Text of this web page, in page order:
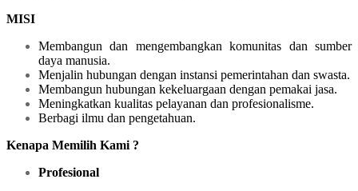
MISI
Membangun dan mengembangkan komunitas dan sumber
daya manusia.
Menjalin hubungan dengan instansi pemerintahan dan swasta.
Membangun hubungan kekeluargaan dengan pemakai jasa.
Meningkatkan kualitas pelayanan dan profesionalisme.
Berbagi ilmu dan pengetahuan.
Kenapa Memilih Kami ?
Profesional